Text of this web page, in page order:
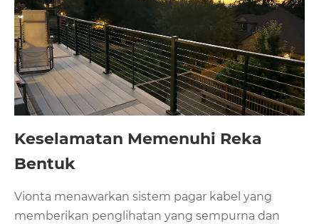
Keselamatan Memenuhi Reka
Bentuk
Vionta menawarkan sistem pagar kabel yang
memberikan penglihatan yang sempurna dan